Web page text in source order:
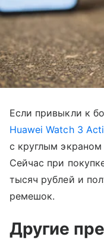
Если привыкли к
Huawei Watch 3
с круглым
Сейчас при
тысяч рублей и
ремешок.
Другие